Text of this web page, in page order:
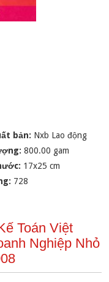
bản: Nxb Lao động
800.00 gam
17x25 cm
728
Toán Việt
Nghiệp Nhỏ